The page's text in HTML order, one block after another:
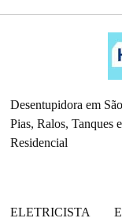
Desentupidora em
Pias, Ralos, Tanques
Residencial
ELETRICISTA